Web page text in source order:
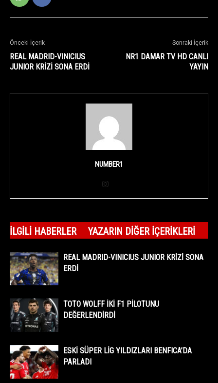
Önceki İçerik
REAL MADRID-VINICIUS
JUNIOR KRİZİ SONA ERDİ
Sonraki İçerik
NR1 DAMAR TV HD CANLI
YAYIN
NUMBER1
İLGILI HABERLER YAZARIN DIĞER İÇERIKLERI
REAL MADRID-VINICIUS JUNIOR KRİZİ SONA
ERDİ
TOTO WOLFF İKİ F1 PİLOTUNU
DEĞERLENDİRDİ
ESKİ SÜPER LİG YILDIZLARI BENFICA’DA
PARLADI